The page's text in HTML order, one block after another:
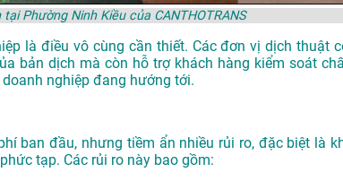
Phường Ninh Kiều của CANTHOTRANS
là điều vô cùng cần thiết. Các đơn vị dịch thuật
bản dịch mà còn hỗ trợ khách hàng kiểm soát
nghiệp đang hướng tới.
ban đầu, nhưng tiềm ẩn nhiều rủi ro, đặc biệt là
tạp. Các rủi ro này bao gồm: